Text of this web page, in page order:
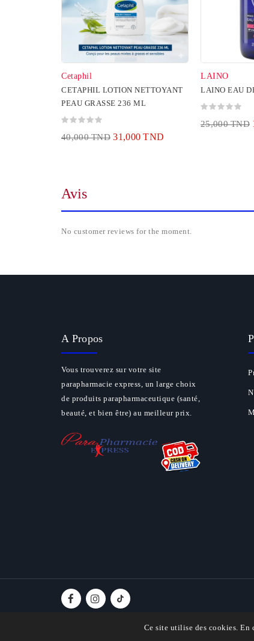
Cetaphil
CETAPHIL LOTION NETTOYANT
PEAU GRASSE 236 ML
40,000 TND 31,000 TND
LAINO
LAINO EAU
25,000 TND
Avis
No customer reviews for the moment.
A Propos
Vous trouverez sur votre site
parapharmacie express, un large choix
de produits parapharmaceutique (santé,
beauté, et bien être) au meilleur prix.
Ce site utilise des cookies.